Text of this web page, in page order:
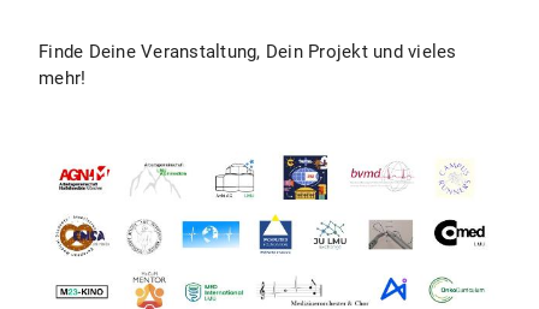
Finde Deine Veranstaltung, Dein Projekt und vieles
mehr!